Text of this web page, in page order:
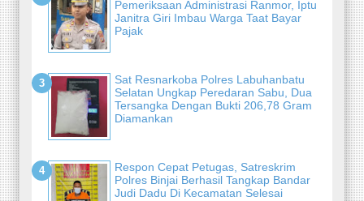
Pemeriksaan Administrasi Ranmor, Iptu
Janitra Giri Imbau Warga Taat Bayar
Pajak
Sat Resnarkoba Polres Labuhanbatu
Selatan Ungkap Peredaran Sabu, Dua
Tersangka Dengan Bukti 206,78 Gram
Diamankan
Respon Cepat Petugas, Satreskrim
Polres Binjai Berhasil Tangkap Bandar
Judi Dadu Di Kecamatan Selesai